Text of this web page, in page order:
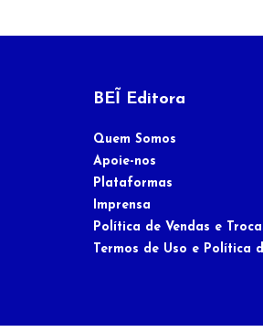
BEĨ Editora
Quem Somos
Apoie-nos
Plataformas
Imprensa
Política de Vendas e
Termos de Uso e Política